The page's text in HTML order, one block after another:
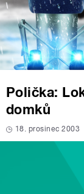
Polička:
domků
18. prosinec 2003